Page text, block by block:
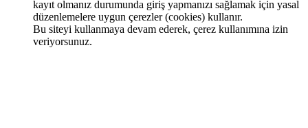
kayıt olmanız durumunda giriş yapmanızı sağlamak için yasal
düzenlemelere uygun çerezler (cookies) kullanır.
Bu siteyi kullanmaya devam ederek, çerez kullanımına izin
veriyorsunuz.